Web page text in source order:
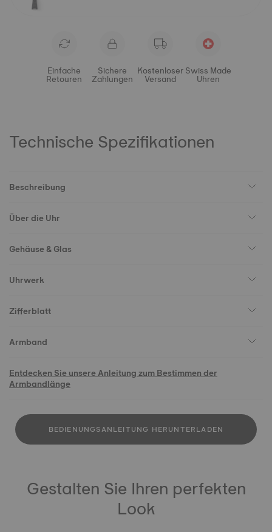
Einfache
Retouren
Sichere
Zahlungen
Kostenloser
Versand
Swiss Made
Uhren
Technische Spezifikationen
Beschreibung
Über die Uhr
Gehäuse & Glas
Uhrwerk
Zifferblatt
Armband
Entdecken Sie unsere Anleitung zum Bestimmen der
Armbandlänge
BEDIENUNGSANLEITUNG HERUNTERLADEN
Gestalten Sie Ihren perfekten
Look